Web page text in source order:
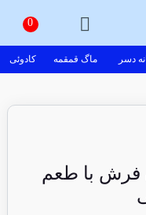
دسر ماگ قمقمه کادوئی
فرش با طعم